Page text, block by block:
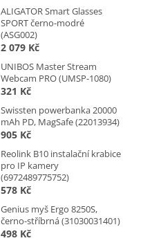
ALIGATOR Smart Glasses
SPORT černo-modré
(ASG002)
2 079 Kč
UNIBOS Master Stream
Webcam PRO (UMSP-1080)
321 Kč
Swissten powerbanka 20000
mAh PD, MagSafe (22013934)
905 Kč
Reolink B10 instalační krabice
pro IP kamery
(6972489775752)
578 Kč
Genius myš Ergo 8250S,
černo-stříbrná (31030031401)
498 Kč